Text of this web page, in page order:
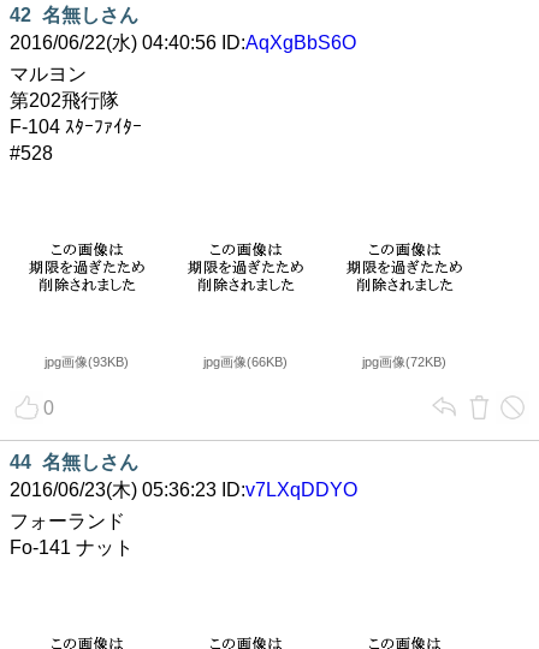
42 名無しさん
2016/06/22(水) 04:40:56 ID:AqXgBbS6O
マルヨン
第202飛行隊
F-104 ｽﾀｰﾌｧｲﾀｰ
#528
jpg画像(93KB) jpg画像(66KB) jpg画像(72KB)
0
44 名無しさん
2016/06/23(木) 05:36:23 ID:v7LXqDDYO
フォーランド
Fo-141 ナット